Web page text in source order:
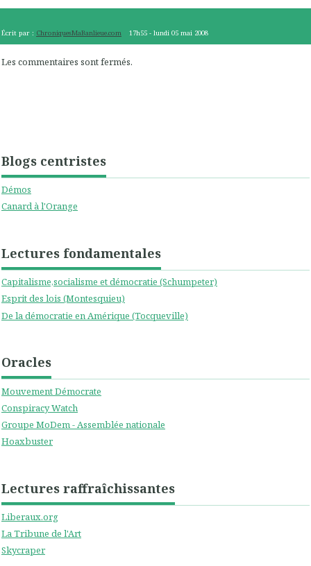
Blogs centristes
Démos
Canard à l'Orange
Lectures fondamentales
Capitalisme,socialisme et démocratie (Schumpeter)
Esprit des lois (Montesquieu)
De la démocratie en Amérique (Tocqueville)
Oracles
Mouvement Démocrate
Conspiracy Watch
Groupe MoDem - Assemblée nationale
Hoaxbuster
Lectures raffraîchissantes
Liberaux.org
La Tribune de l'Art
Skycraper
Écrit par : ChroniquesMaBanlieue.com 17h55 -lundi 05 mai 2008
Les commentaires sont fermés.